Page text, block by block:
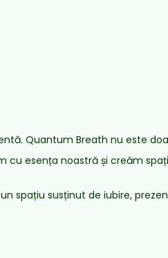
Quantum Breath nu este
cu esența noastră și creăm
spațiu susținut de iubire,